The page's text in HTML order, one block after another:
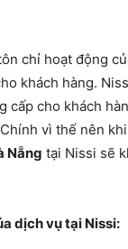
chỉ hoạt động
khách hàng.
cấp cho khách
vì thế nên
Nẵng tại Nissi sẽ
dịch vụ tại Nissi: